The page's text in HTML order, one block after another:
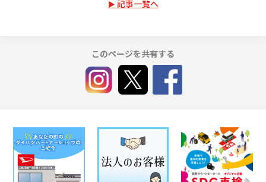
記事一覧へ
このページを共有する